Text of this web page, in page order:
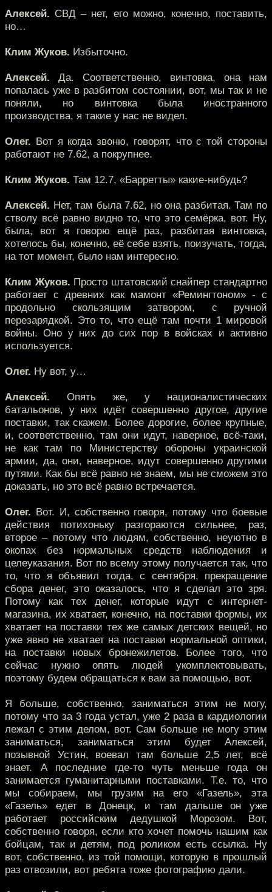
Алексей. СВД – нет, его можно, конечно, поставить,
но…
Клим Жуков. Избыточно.
Алексей. Да. Соответственно, винтовка, она нам
попалась уже в разбитом состоянии, вот, мы так и не
поняли, но винтовка была иностранного
производства, я такие у нас не видел.
Олег. Вот я когда звоню, говорят, что с той стороны
работают не 7.62, а покрупнее.
Клим Жуков. Там 12.7, «Барретты» какие-нибудь?
Алексей. Нет, там была 7.62, но она разбитая. Там по
стволу всё равно видно то, что это семёрка, вот. Ну,
была, вот я говорю ещё раз, разбитая винтовка,
хотелось бы, конечно, её себе взять, поизучать, тогда,
на тот момент, было нам интересно.
Клим Жуков. Просто штатовский снайпер стандартно
работает с древних как мамонт «Ремингтоном» - с
продольно скользящим затвором, с ручной
перезарядкой. Это то, что ещё там почти 1 мировой
войны. Оно у них до сих пор в войсках и активно
используется.
Олег. Ну вот, у…
Алексей. Опять же, у националистических
батальонов, у них идёт совершенно другое, другие
поставки, так скажем. Более дорогие, более крупные,
и, соответственно, там они идут, наверное, всё-таки,
не как там по Министерству обороны украинской
армии, да, они, наверное, идут совершенно другими
путями. Как бы всё равно не знаем, мы не сможем это
доказать, но это всё равно встречается.
Олег. Вот. И, собственно говоря, потому что боевые
действия потихоньку разгораются сильнее, раз,
второе – потому что людям, собственно, неуютно в
окопах без нормальных средств наблюдения и
целеуказания. Вот по всему этому получается так, что
то, что я объявил тогда, с сентября, прекращение
сбора денег, это оказалось, что я сделал это зря.
Потому как тех денег, которые идут с интернет-
магазина, их хватает, конечно, на поставки формы, их
хватает на поставки тех же самых детских вещей, но
уже явно не хватает на поставки нормальной оптики,
на поставки новых бронежилетов. Более того, что
сейчас нужно опять людей укомплектовывать,
поэтому будем обращаться к вам за помощью, вот.
Я больше, собственно, заниматься этим не могу,
потому что за 3 года устал, уже 2 раза в кардиологии
лежал с этим делом, вот. Сам больше не могу этим
заниматься, заниматься этим будет Алексей,
позывной Устин, воевал там больше 2,5 лет, всё
знает. А последние где-то чуть меньше года он
занимается гуманитарными поставками. Т.е. то, что
мы собираем, мы грузим на его «Газель», эта
«Газель» едет в Донецк, и там дальше он уже
работает российским дедушкой Морозом. Вот,
собственно говоря, если кто хочет помочь нашим как
бойцам, так и детям, под роликом есть ссылка. Ну
вот, собственно, из той помощи, которую в прошлый
раз отвозили, вот ребята тоже фотографию дали.